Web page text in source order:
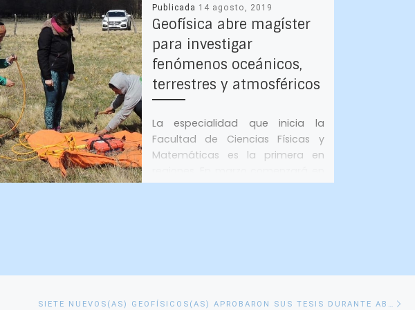
Publicada 14 agosto, 2019
Geofísica abre magíster
para investigar
fenómenos oceánicos,
terrestres y atmosféricos
La especialidad que inicia la
Facultad de Ciencias Físicas y
Matemáticas es la primera en
la Universidad […]
SIETE NUEVOS(AS) GEOFÍSICOS(AS) APROBARON SUS TESIS DURANTE ABRIL